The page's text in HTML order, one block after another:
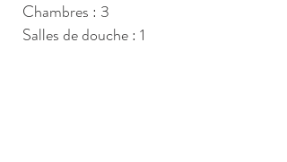
Chambres : 3
Salles de douche : 1